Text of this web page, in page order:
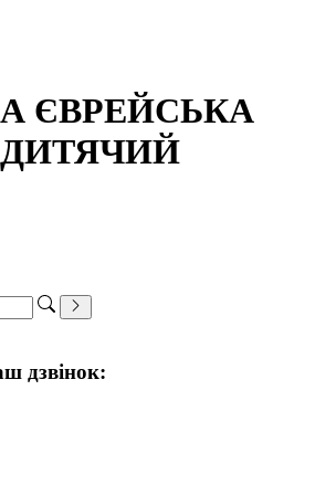
ЄВРЕЙСЬКА
дзвінок: